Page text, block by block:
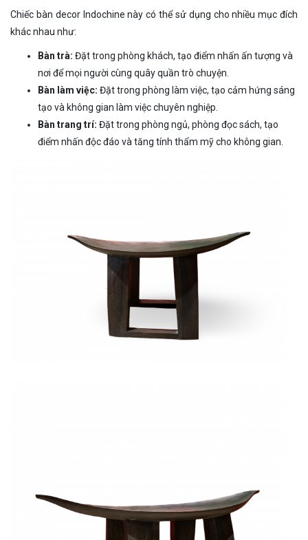
Chiếc bàn decor Indochine này có thể sử dụng cho nhiều mục đích
khác nhau như:
Bàn trà: Đặt trong phòng khách, tạo điểm nhấn ấn tượng và
nơi để mọi người cùng quây quần trò chuyện.
Bàn làm việc: Đặt trong phòng làm việc, tạo cảm hứng sáng
tạo và không gian làm việc chuyên nghiệp.
Bàn trang trí: Đặt trong phòng ngủ, phòng đọc sách, tạo
điểm nhấn độc đáo và tăng tính thẩm mỹ cho không gian.